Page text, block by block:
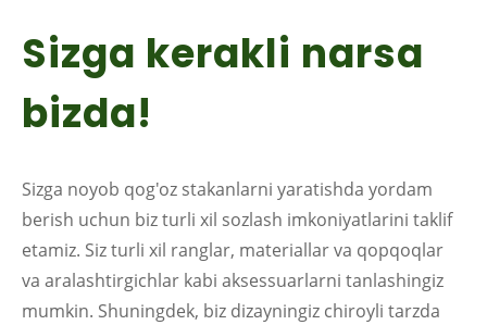
Sizga kerakli narsa
bizda!
Sizga noyob qog'oz stakanlarni yaratishda yordam
berish uchun biz turli xil sozlash imkoniyatlarini taklif
etamiz. Siz turli xil ranglar, materiallar va qopqoqlar
va aralashtirgichlar kabi aksessuarlarni tanlashingiz
mumkin. Shuningdek, biz dizayningiz chiroyli tarzda